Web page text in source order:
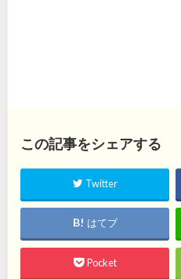
この記事をシェアする
Twitter
はてブ
Pocket